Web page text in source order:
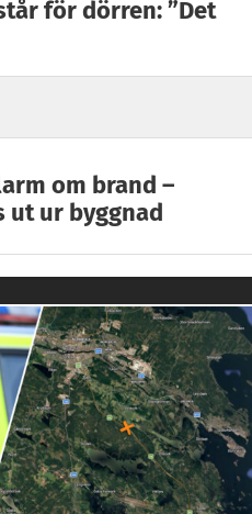
för dörren: ”Det
om brand –
ut ur byggnad